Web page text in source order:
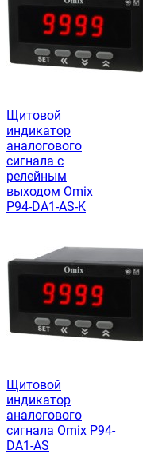
Щитовой
индикатор
аналогового
сигнала с
релейным
выходом Omix
P94-DA1-AS-K
Щитовой
индикатор
аналогового
сигнала Omix P94-
DA1-AS